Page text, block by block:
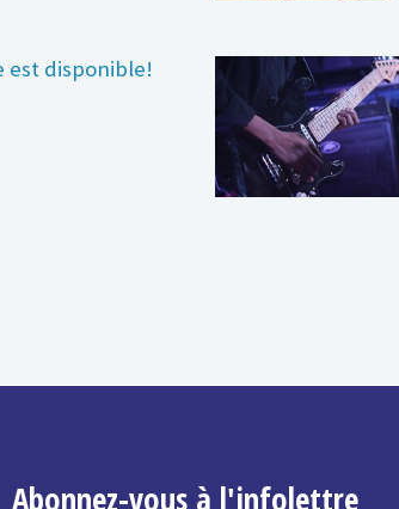
est disponible!
Abonnez-vous à l'infolettre